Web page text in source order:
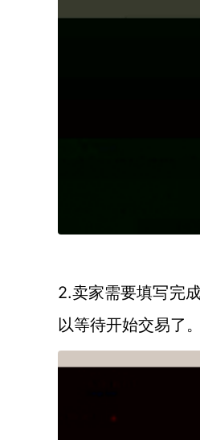
2.卖家需要填写完
以等待开始交易了。